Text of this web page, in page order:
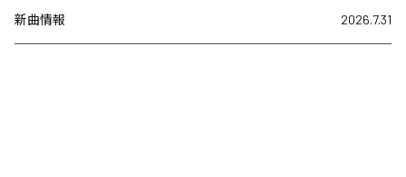
新曲情報 2026.7.31